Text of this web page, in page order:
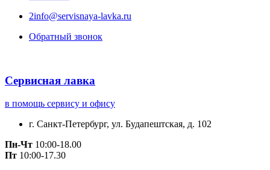
2info@servisnaya-lavka.ru
Обратный звонок
Сервисная лавка
в помощь сервису и офису
г. Санкт-Петербург, ул. Будапештская, д. 102
Пн-Чт 10:00-18.00
Пт 10:00-17.30